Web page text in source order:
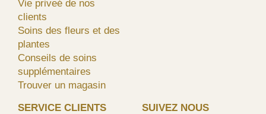
Vie priveé de nos
clients
Soins des fleurs et des
plantes
Conseils de soins
supplémentaires
Trouver un magasin
SERVICE CLIENTS SUIVEZ NOUS